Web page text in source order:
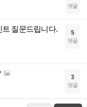
댓글
트 질문드립니다. 5
댓글
3
댓글